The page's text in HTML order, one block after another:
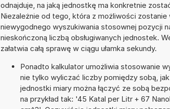
odnajduje, na jaką jednostkę ma konkretnie
Niezależnie od tego, która z możliwości
niewygodnego wyszukiwania stosownej pozycji
nieskończoną liczbą obsługiwanych jednostek.
załatwia całą sprawę w ciągu ułamka sekundy.
Ponadto kalkulator umożliwia stosowanie
nie tylko wyliczać liczby pomiędzy sobą,
jednostki miary można łączyć ze sobą
na przykład tak: '45 Katal per Litr + 67